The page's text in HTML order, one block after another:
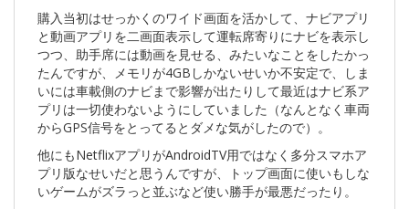
購入当初はせっかくのワイド画面を活かして、ナビアプリ
と動画アプリを二画面表示して運転席寄りにナビを表示し
つつ、助手席には動画を見せる、みたいなことをしたかっ
たんですが、メモリが4GBしかないせいか不安定で、しま
いには車載側のナビまで影響が出たりして最近はナビ系ア
プリは一切使わないようにしていました（なんとなく車両
からGPS信号をとってるとダメな気がしたので）。
他にもNetflixアプリがAndroidTV用ではなく多分スマホア
プリ版なせいだと思うんですが、トップ画面に使いもしな
いゲームがズラっと並ぶなど使い勝手が最悪だったり。